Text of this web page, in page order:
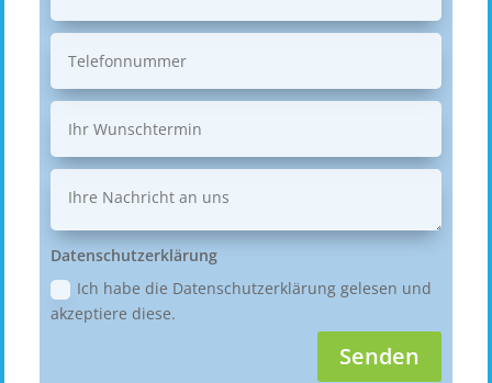
Datenschutzerklärung
Ich habe die Datenschutzerklärung gelesen und
akzeptiere diese.
Senden